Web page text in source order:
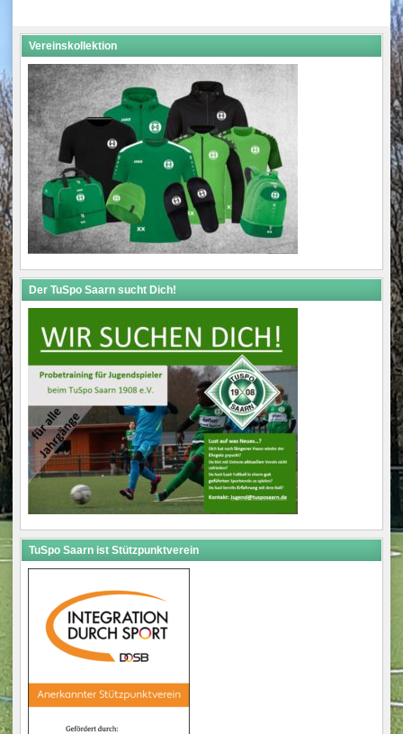
navigation
Vereinskollektion
Der TuSpo Saarn sucht Dich!
TuSpo Saarn ist Stützpunktverein